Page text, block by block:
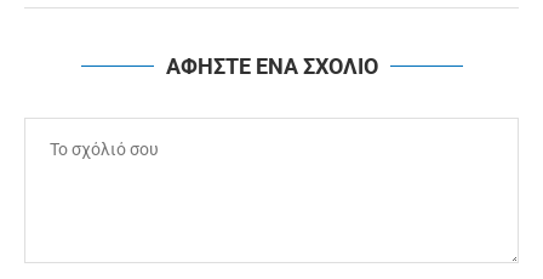
ΑΦΗΣΤΕ ΕΝΑ ΣΧΟΛΙΟ